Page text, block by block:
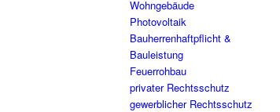
Wohngebäude
Photovoltaik
Bauherrenhaftpflicht &
Bauleistung
Feuerrohbau
privater Rechtsschutz
gewerblicher Rechtsschutz